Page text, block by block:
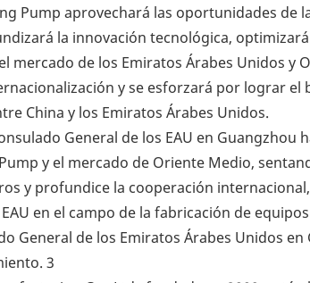
Pump aprovechará las oportunidades de
la innovación tecnológica,
mercado de los Emiratos Árabes Unidos y
y se esforzará por lograr
China y los Emiratos Árabes Unidos.
General de los EAU en
y el mercado de Oriente Medio,
y profundice la cooperación
en el campo de la fabricación de